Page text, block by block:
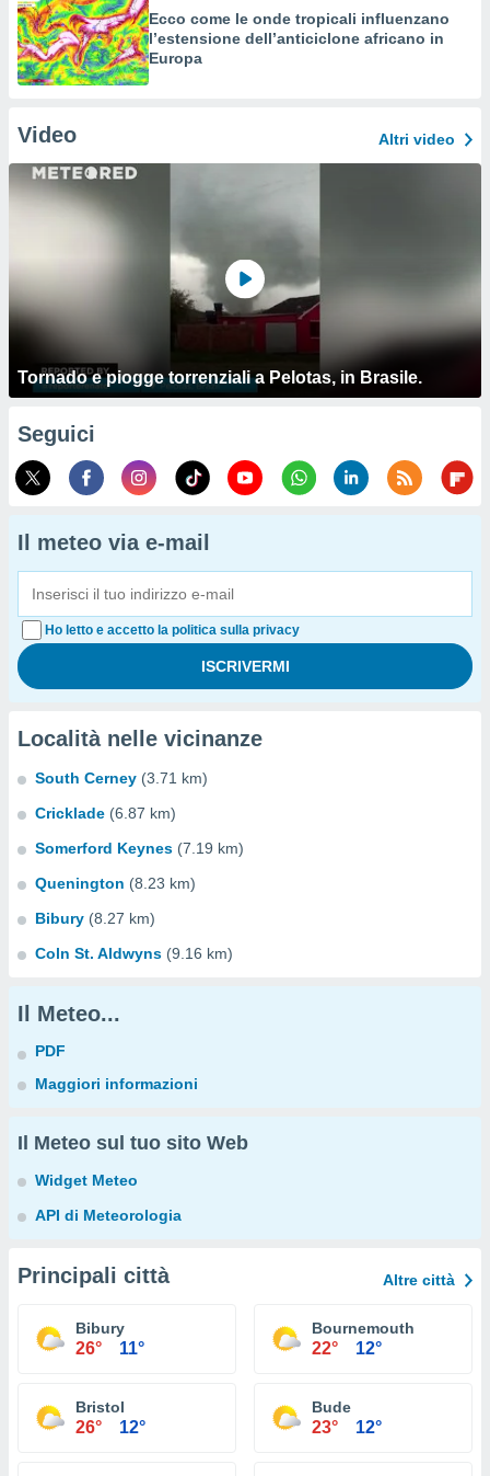
Ecco come le onde tropicali influenzano
l’estensione dell’anticiclone africano in
Europa
Video Altri video
Tornado e piogge torrenziali a Pelotas, in Brasile.
Seguici
Il meteo via e-mail
Ho letto e accetto la politica sulla privacy
Località nelle vicinanze
South Cerney (3.71 km)
Cricklade (6.87 km)
Somerford Keynes (7.19 km)
Quenington (8.23 km)
Bibury (8.27 km)
Coln St. Aldwyns (9.16 km)
Il Meteo...
PDF
Maggiori informazioni
Il Meteo sul tuo sito Web
Widget Meteo
API di Meteorologia
Principali città Altre città
Bibury
26° 11°
Bournemouth
22° 12°
Bristol
26° 12°
Bude
23° 12°